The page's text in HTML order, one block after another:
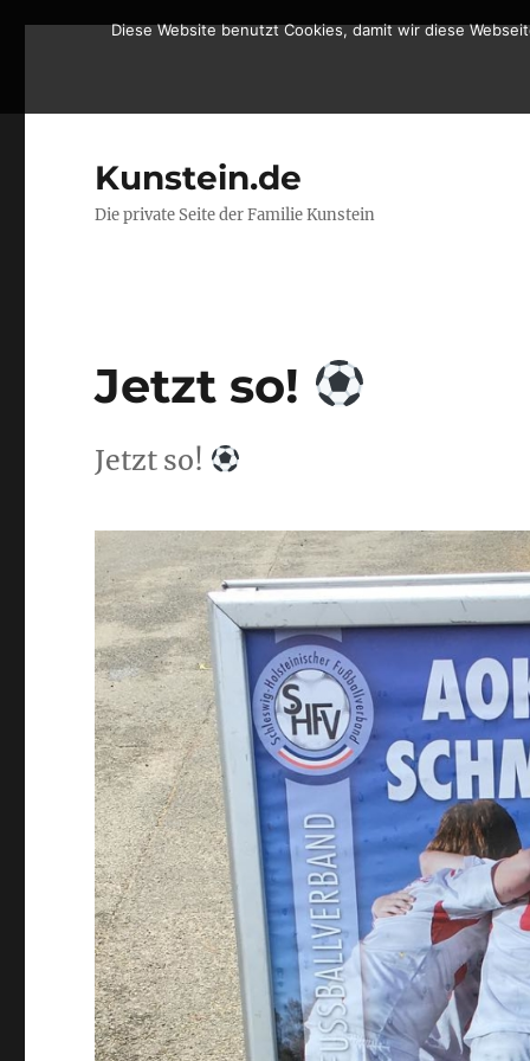
Kunstein.de
Die private Seite der Familie Kunstein
Jetzt so!
Jetzt so!
Diese Website benutzt Cookies, damit wir diese